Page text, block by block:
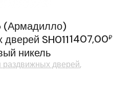
(Армадилло)
SH011
никель
1407,00₽
раздвижных дверей